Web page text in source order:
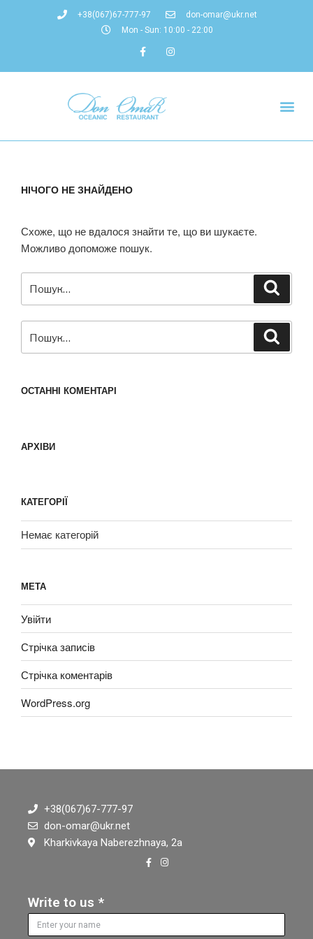
+38(067)67-777-97
don-omar@ukr.net
Mon - Sun: 10:00 - 22:00
НІЧОГО НЕ ЗНАЙДЕНО
Схоже, що не вдалося знайти те, що ви шукаєте.
Можливо допоможе пошук.
ОСТАННІ КОМЕНТАРІ
АРХІВИ
КАТЕГОРІЇ
Немає категорій
МЕТА
Увійти
Стрічка записів
Стрічка коментарів
WordPress.org
+38(067)67-777-97
don-omar@ukr.net
Kharkivkaya Naberezhnaya, 2а
Write to us *